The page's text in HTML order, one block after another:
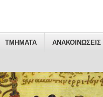
ΤΜΗΜΑΤΑ ΑΝΑΚΟΙΝΩΣΕΙΣ